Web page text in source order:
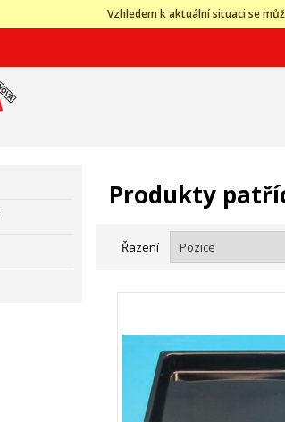
Vzhledem k aktuální situaci se
Produkty
Řazení